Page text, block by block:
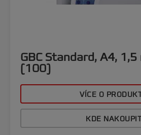
GBC Standard, A4, 1,5
(100)
VÍCE O
KDE NAKOUPIT